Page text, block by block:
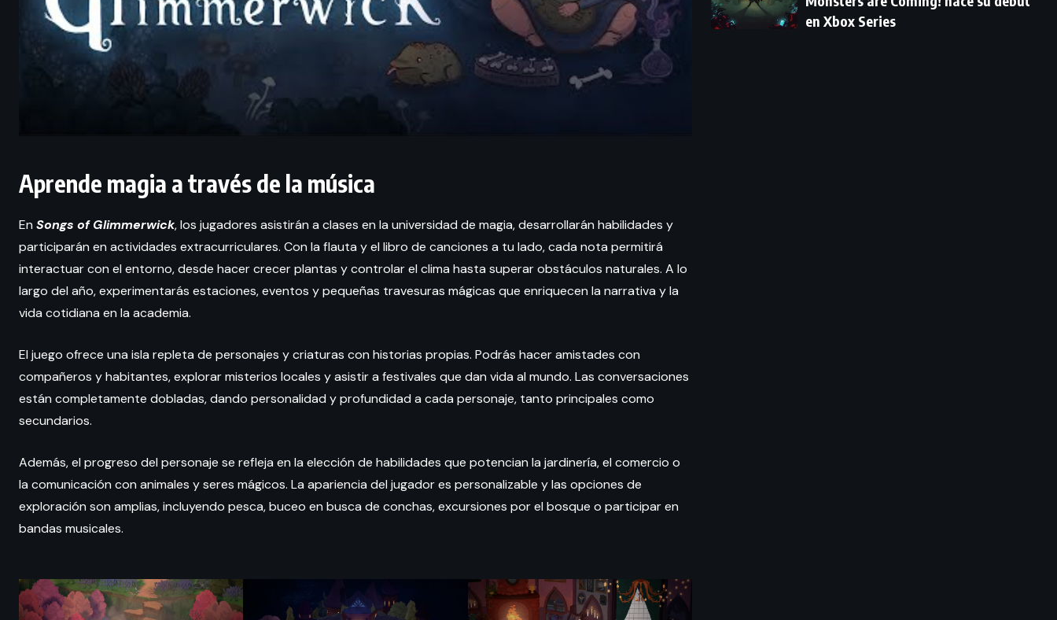
Aprende magia a través de la música
En Songs of Glimmerwick, los jugadores asistirán a clases en la universidad de magia, desarrollarán habilidades y
participarán en actividades extracurriculares. Con la flauta y el libro de canciones a tu lado, cada nota permitirá
interactuar con el entorno, desde hacer crecer plantas y controlar el clima hasta superar obstáculos naturales. A lo
largo del año, experimentarás estaciones, eventos y pequeñas travesuras mágicas que enriquecen la narrativa y la
vida cotidiana en la academia.
El juego ofrece una isla repleta de personajes y criaturas con historias propias. Podrás hacer amistades con
compañeros y habitantes, explorar misterios locales y asistir a festivales que dan vida al mundo. Las conversaciones
están completamente dobladas, dando personalidad y profundidad a cada personaje, tanto principales como
secundarios.
Además, el progreso del personaje se refleja en la elección de habilidades que potencian la jardinería, el comercio o
la comunicación con animales y seres mágicos. La apariencia del jugador es personalizable y las opciones de
exploración son amplias, incluyendo pesca, buceo en busca de conchas, excursiones por el bosque o participar en
bandas musicales.
en Xbox Series